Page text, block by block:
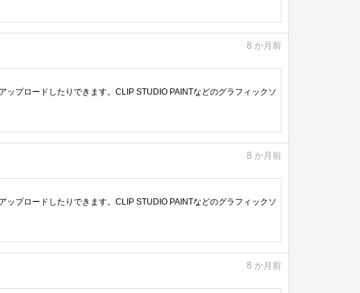
8 か月前
プロードしたりできます。CLIP STUDIO PAINTなどのグラフィックソ
8 か月前
プロードしたりできます。CLIP STUDIO PAINTなどのグラフィックソ
8 か月前